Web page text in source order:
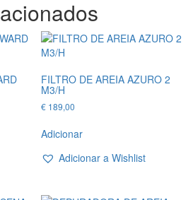
FILTRO DE AREIA AZURO 2
M3/H
€189,00
Adicionar
Adicionar a Wishlist